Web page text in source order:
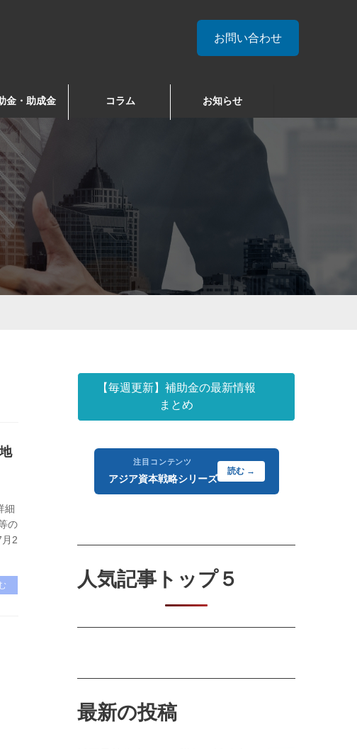
お問い合わせ
金・助成金 コラム お知らせ
細
の
2
【毎週更新】補助金の最新情報
まとめ
注目コンテンツ
アジア資本戦略シリーズ
読む →
人気記事トップ５
最新の投稿